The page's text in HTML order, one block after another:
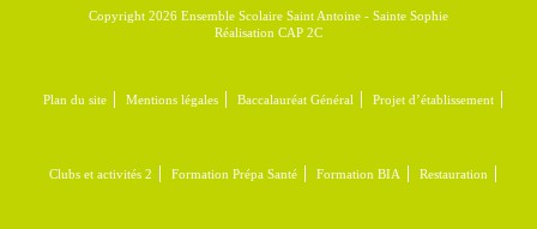
Copyright 2026 Ensemble Scolaire Saint Antoine - Sainte Sophie
Réalisation CAP 2C
Plan du site Mentions légales Baccalauréat Général Projet d’établissement
Clubs et activités 2 Formation Prépa Santé Formation BIA Restauration